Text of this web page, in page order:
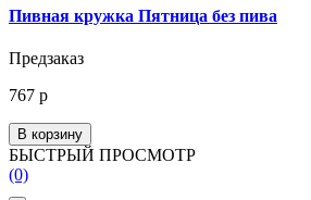
Пивная кружка Пятница без пива
Предзаказ
767 р
В корзину
БЫСТРЫЙ ПРОСМОТР
(0)